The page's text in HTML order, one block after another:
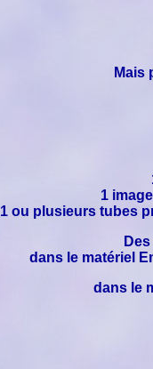
Mais
1
1 ou plusieurs tubes
dans le matériel
dans le